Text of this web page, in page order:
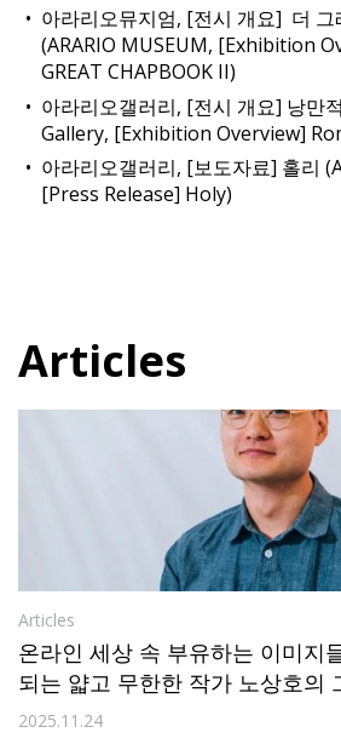
아라리오뮤지엄, [전시 개요] 더 그
(ARARIO MUSEUM, [Exhibition
GREAT CHAPBOOK II)
아라리오갤러리, [전시 개요] 낭만
Gallery, [Exhibition Overview]
아라리오갤러리, [보도자료] 홀리
[Press Release] Holy)
Articles
Articles
온라인 세상 속 부유하는 이미지
되는 얇고 무한한 작가 노상호의
2025.11.24